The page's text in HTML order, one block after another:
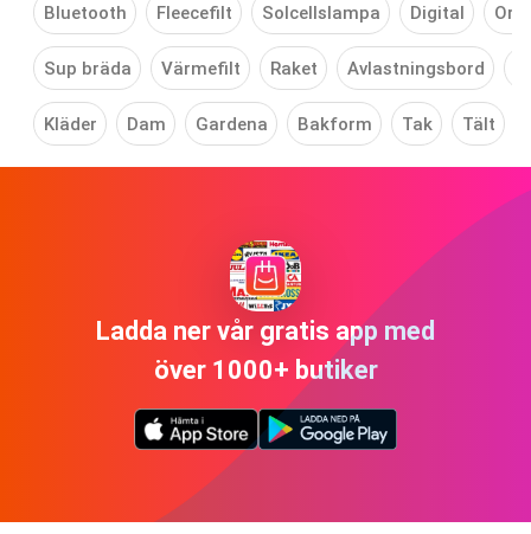
Bluetooth Fleecefilt Solcellslampa Digital
Sup bräda Värmefilt Raket Avlastningsbord
Kläder Dam Gardena Bakform Tak Tält
Ladda ner vår gratis app med
över 1000+ butiker